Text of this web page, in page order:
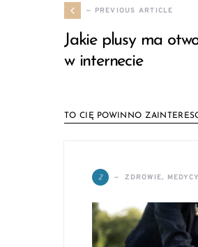
— PREVIOUS ARTICLE
Jakie plusy ma
w internecie
TO CIĘ POWINNO
Z ZDROWIE,